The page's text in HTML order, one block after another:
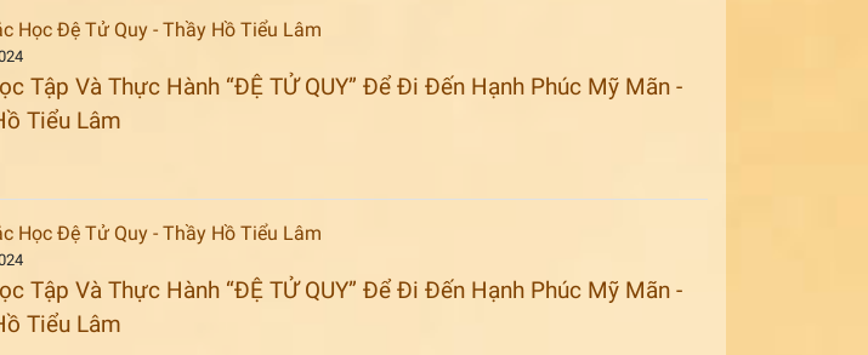
Học Đệ Tử Quy - Thầy Hồ Tiểu Lâm
Tập Và Thực Hành “ĐỆ TỬ QUY” Để Đi Đến Hạnh Phúc Mỹ Mãn -
Tiểu Lâm
Học Đệ Tử Quy - Thầy Hồ Tiểu Lâm
Tập Và Thực Hành “ĐỆ TỬ QUY” Để Đi Đến Hạnh Phúc Mỹ Mãn -
Tiểu Lâm